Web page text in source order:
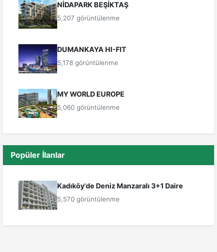
NİDAPARK BEŞİKTAŞ
5,207 görüntülenme
DUMANKAYA HI-FIT
5,178 görüntülenme
MY WORLD EUROPE
5,060 görüntülenme
Popüler İlanlar
Kadıköy'de Deniz Manzaralı 3+1 Daire
5,570 görüntülenme